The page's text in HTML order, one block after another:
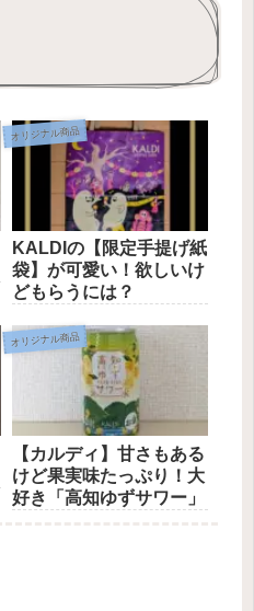
オリジナル商品
KALDIの【限定手提げ紙
袋】が可愛い！欲しいけ
どもらうには？
オリジナル商品
【カルディ】甘さもある
けど果実味たっぷり！大
好き「高知ゆずサワー」